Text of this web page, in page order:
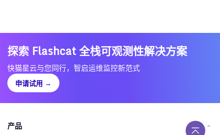
探索 Flashcat 全栈可观测性解决方案
快猫星云与您同行，智启运维监控新范式
申请试用 →
产品